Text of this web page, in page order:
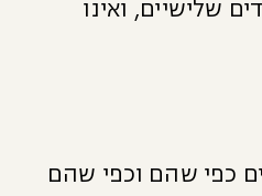
שלישיים, ואינו
כפי שהם וכפי שהם